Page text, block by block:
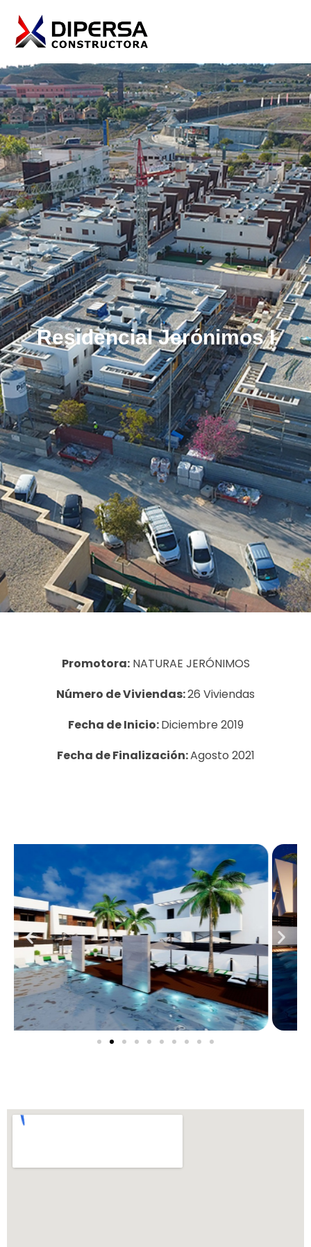
Residencial Jerónimos I
Promotora:NATURAE JERÓNIMOS
Número de Viviendas:26 Viviendas
Fecha de Inicio:Diciembre 2019
Fecha de Finalización:Agosto 2021